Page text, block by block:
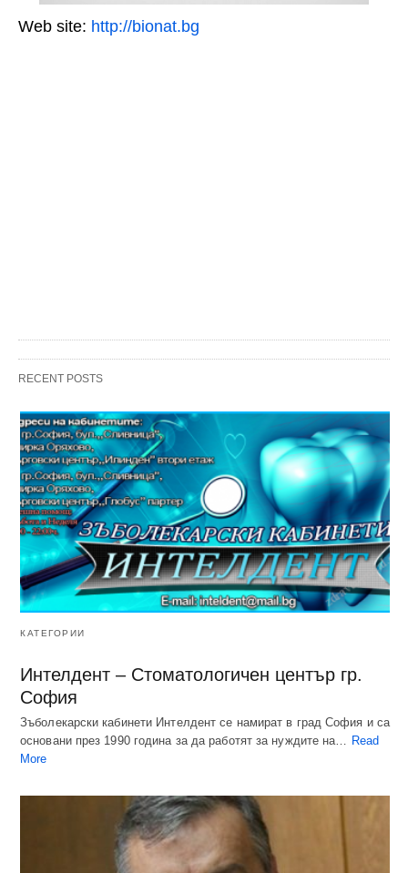
Web site: http://bionat.bg
RECENT POSTS
КАТЕГОРИИ
Интелдент – Стоматологичен център гр.
София
Зъболекарски кабинети Интелдент се намират в град София и са
основани през 1990 година за да работят за нуждите на… Read
More